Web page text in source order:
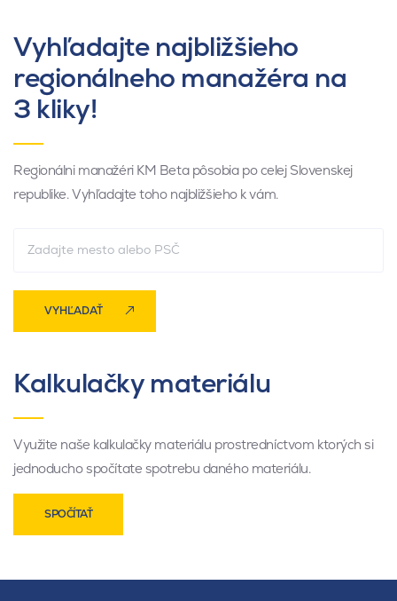
Vyhľadajte najbližšieho
regionálneho manažéra na
3 kliky!
Regionálni manažéri KM Beta pôsobia po celej Slovenskej
republike. Vyhľadajte toho najbližšieho k vám.
VYHĽADAŤ
Kalkulačky materiálu
Využite naše kalkulačky materiálu prostredníctvom ktorých si
jednoducho spočítate spotrebu daného materiálu.
SPOČÍTAŤ